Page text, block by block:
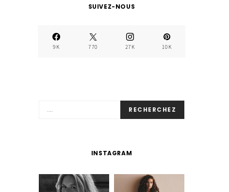
SUIVEZ-NOUS
9K 770 27K 10K
RECHERCHEZ
INSTAGRAM